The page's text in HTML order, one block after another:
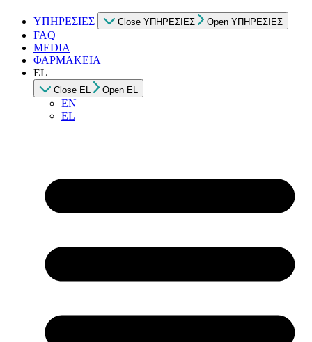
ΥΠΗΡΕΣΙΕΣ Close ΥΠΗΡΕΣΙΕΣ Open ΥΠΗΡΕΣΙΕΣ
FAQ
MEDIA
ΦΑΡΜΑΚΕΙΑ
EL
Close EL Open EL
EN
EL